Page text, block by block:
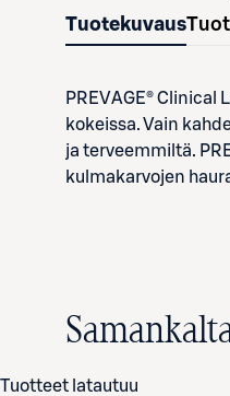
Tuotekuvaus
PREVAGE®
kokeissa. Vain
ja terveemmiltä.
kulmakarvojen
Tuotteet latautuu